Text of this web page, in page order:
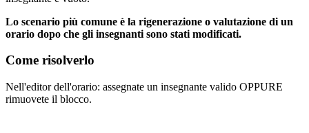
Lo scenario più comune è la rigenerazione o valutazione di un
orario dopo che gli insegnanti sono stati modificati.
Come risolverlo
Nell'editor dell'orario: assegnate un insegnante valido OPPURE
rimuovete il blocco.